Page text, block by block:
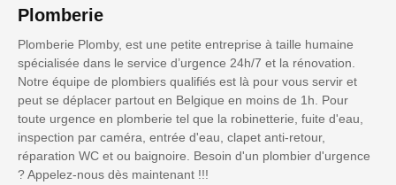
Plomberie
Plomberie Plomby, est une petite entreprise à taille humaine
spécialisée dans le service d’urgence 24h/7 et la rénovation.
Notre équipe de plombiers qualifiés est là pour vous servir et
peut se déplacer partout en Belgique en moins de 1h. Pour
toute urgence en plomberie tel que la robinetterie, fuite d'eau,
inspection par caméra, entrée d'eau, clapet anti-retour,
réparation WC et ou baignoire. Besoin d'un plombier d'urgence
? Appelez-nous dès maintenant !!!